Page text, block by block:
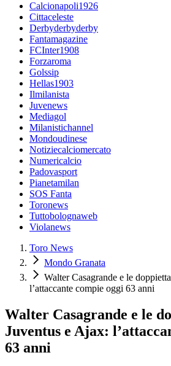
Calcionapoli1926
Cittaceleste
Derbyderbyderby
Fantamagazine
FCInter1908
Forzaroma
Golssip
Hellas1903
Ilmilanista
Juvenews
Mediagol
Milanistichannel
Mondoudinese
Notiziecalciomercato
Numericalcio
Padovasport
Pianetamilan
SOS Fanta
Toronews
Tuttobolognaweb
Violanews
Toro News
Mondo Granata
Walter Casagrande e le
l’attaccante compie oggi 63 anni
Walter Casagrande e le
Juventus e Ajax:
63 anni